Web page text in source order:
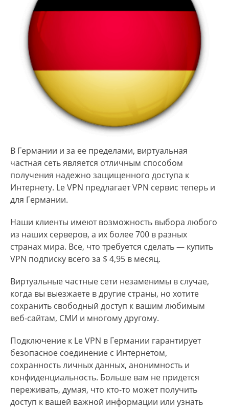
В Германии и за ее пределами, виртуальная
частная сеть является отличным способом
получения надежно защищенного доступа к
Интернету. Le VPN предлагает VPN сервис теперь и
для Германии.
Наши клиенты имеют возможность выбора любого
из наших серверов, а их более 700 в разных
странах мира. Все, что требуется сделать — купить
VPN подписку всего за $ 4,95 в месяц.
Виртуальные частные сети незаменимы в случае,
когда вы выезжаете в другие страны, но хотите
сохранить свободный доступ к вашим любимым
веб-сайтам, СМИ и многому другому.
Подключение к Le VPN в Германии гарантирует
безопасное соединение с Интернетом,
сохранность личных данных, анонимность и
конфиденциальность. Больше вам не придется
переживать, думая, что кто-то может получить
доступ к вашей важной информации или узнать